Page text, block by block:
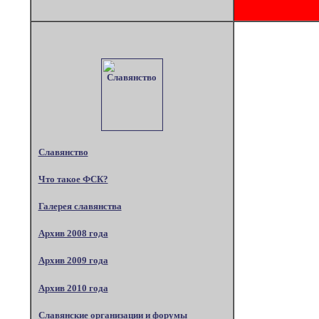
Славянство
Что такое ФСК?
Галерея славянства
Архив 2008 года
Архив 2009 года
Архив 2010 года
Славянские организации и форумы